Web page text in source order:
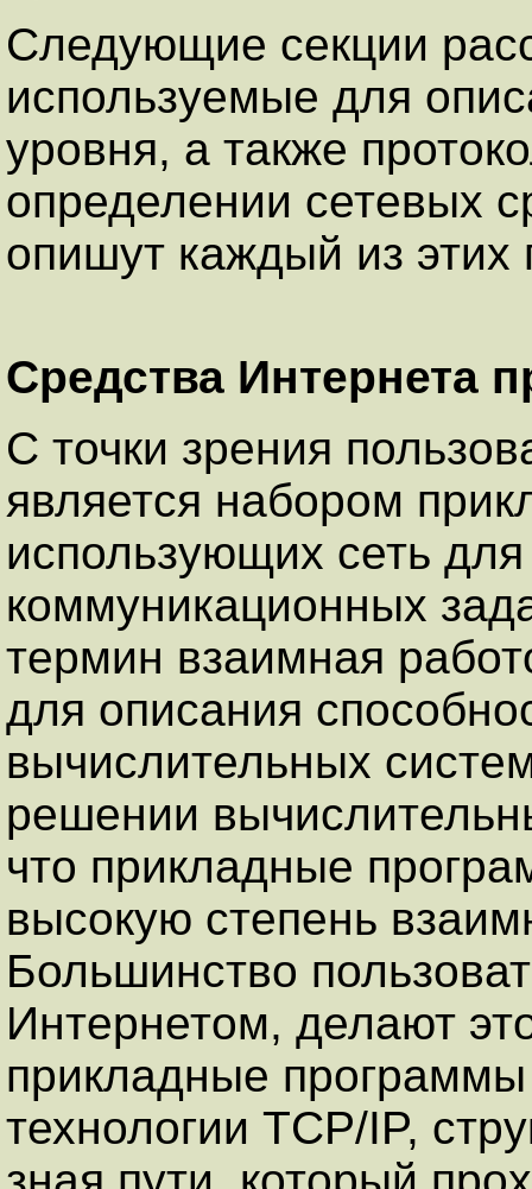
Следующие секции
используемые для
уровня, а также
определении сетевых
опишут каждый из этих
Средства Интернета
С точки зрения
является набором
использующих сеть
коммуникационных
термин взаимная
для описания
вычислительных
решении
что прикладные
высокую степень
Большинство
Интернетом, делают
прикладные
технологии TCP/IP,